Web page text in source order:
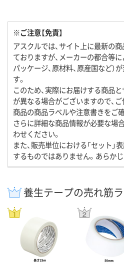
※ご注意【免責】
アスクルでは、サイト上に最新の
ておりますが、メーカーの都合等に
パッケージ、原材料、原産国など）
す。
このため、実際にお届けする商品
が異なる場合がございますので、
商品の商品ラベルや注意書きをご
さらに詳細な商品情報が必要な場
わせください。
また、販売単位における「セット」
するものではありません。あらか
養生テープの売れ筋